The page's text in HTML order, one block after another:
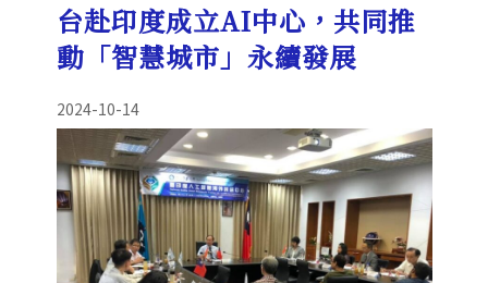
台赴印度成立AI中心，共同推
動「智慧城市」永續發展
2024-10-14